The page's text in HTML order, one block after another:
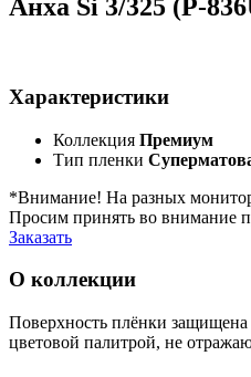
Анха Si 3/325 (Р-
Характеристики
Коллекция Премиум
Тип пленки
*Внимание! На разных
Просим принять во внимание
Заказать
О коллекции
Поверхность плёнки
цветовой палитрой, не